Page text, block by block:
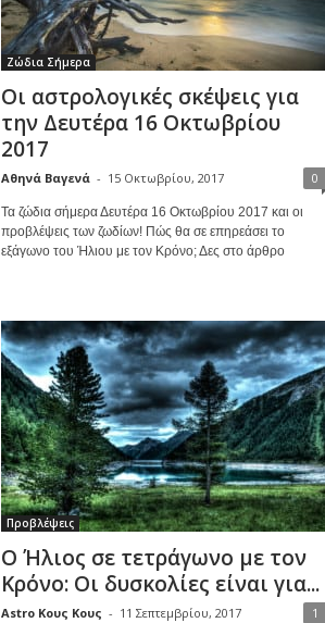
Ζώδια Σήμερα
Οι αστρολογικές σκέψεις για
την Δευτέρα 16 Οκτωβρίου
2017
Αθηνά Βαγενά - 15 Οκτωβρίου, 2017 0
Τα ζώδια σήμερα Δευτέρα 16 Οκτωβρίου 2017 και οι
προβλέψεις των ζωδίων! Πώς θα σε επηρεάσει το
εξάγωνο του Ήλιου με τον Κρόνο; Δες στο άρθρο
Προβλέψεις
Ο Ήλιος σε τετράγωνο με τον
Κρόνο: Οι δυσκολίες είναι για...
Astro Κους Κους - 11 Σεπτεμβρίου, 2017 1